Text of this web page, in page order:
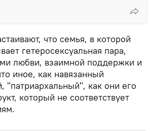
что семья, в которой
гетеросексуальная пара,
любви, взаимной поддержки и
иное, как навязанный
"патриархальный", как они его
который не соответствует